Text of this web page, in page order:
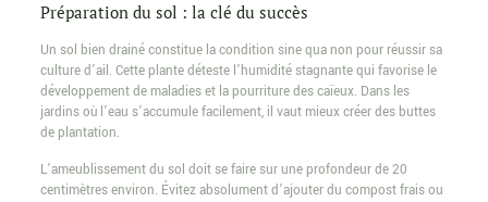
Préparation du sol : la clé du succès
Un sol bien drainé constitue la condition sine qua non pour réussir sa
culture d’ail. Cette plante déteste l’humidité stagnante qui favorise le
développement de maladies et la pourriture des caïeux. Dans les
jardins où l’eau s’accumule facilement, il vaut mieux créer des buttes
de plantation.
L’ameublissement du sol doit se faire sur une profondeur de 20
centimètres environ. Évitez absolument d’ajouter du compost frais ou